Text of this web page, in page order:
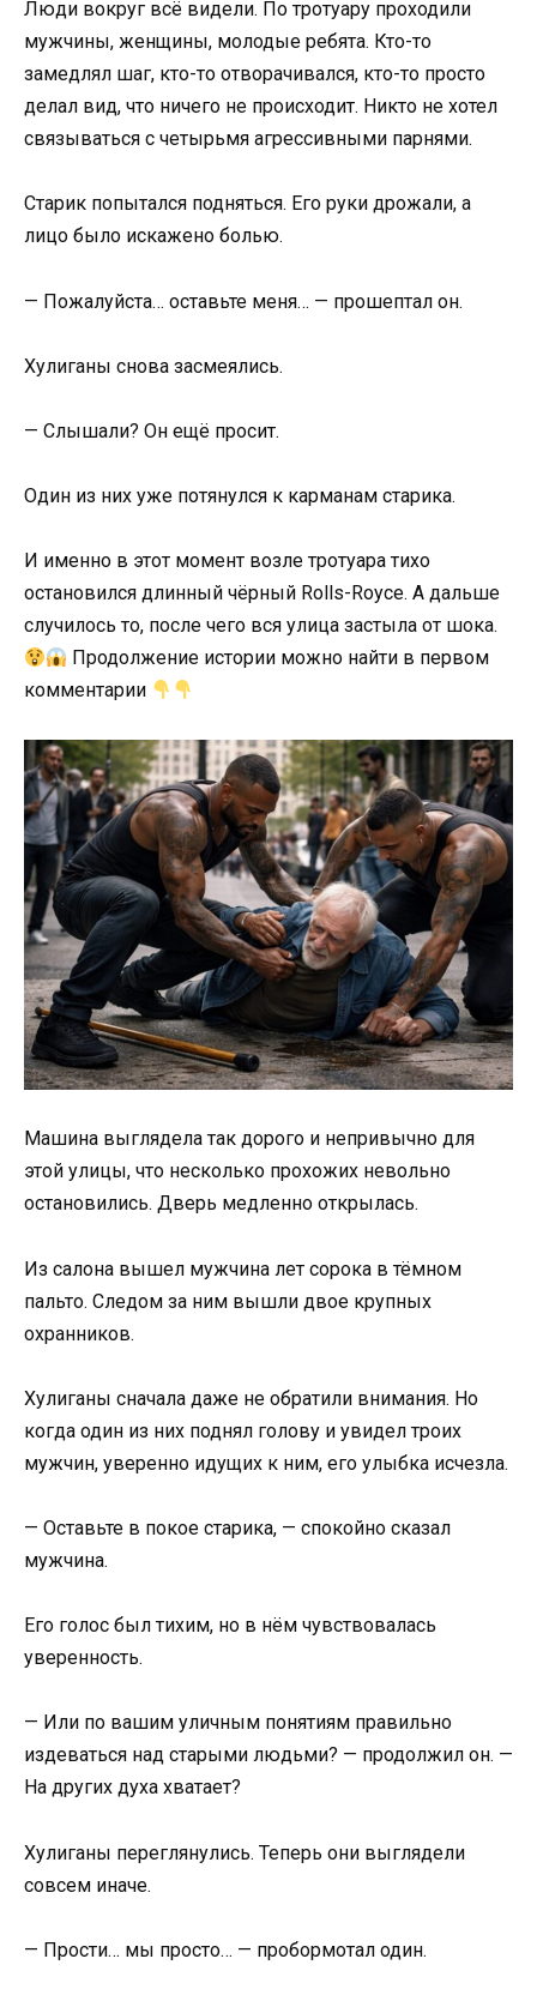
Люди вокруг всё видели. По тротуару проходили
мужчины, женщины, молодые ребята. Кто-то
замедлял шаг, кто-то отворачивался, кто-то просто
делал вид, что ничего не происходит. Никто не хотел
связываться с четырьмя агрессивными парнями.
Старик попытался подняться. Его руки дрожали, а
лицо было искажено болью.
— Пожалуйста… оставьте меня… — прошептал он.
Хулиганы снова засмеялись.
— Слышали? Он ещё просит.
Один из них уже потянулся к карманам старика.
И именно в этот момент возле тротуара тихо
остановился длинный чёрный Rolls-Royce. А дальше
случилось то, после чего вся улица застыла от шока.
Продолжение истории можно найти в первом
комментарии
Машина выглядела так дорого и непривычно для
этой улицы, что несколько прохожих невольно
остановились. Дверь медленно открылась.
Из салона вышел мужчина лет сорока в тёмном
пальто. Следом за ним вышли двое крупных
охранников.
Хулиганы сначала даже не обратили внимания. Но
когда один из них поднял голову и увидел троих
мужчин, уверенно идущих к ним, его улыбка исчезла.
— Оставьте в покое старика, — спокойно сказал
мужчина.
Его голос был тихим, но в нём чувствовалась
уверенность.
— Или по вашим уличным понятиям правильно
издеваться над старыми людьми? — продолжил он. —
На других духа хватает?
Хулиганы переглянулись. Теперь они выглядели
совсем иначе.
— Прости… мы просто… — пробормотал один.